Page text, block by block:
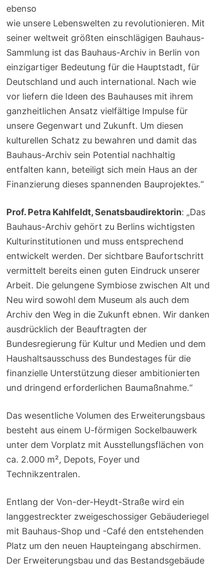
ebenso
wie unsere Lebenswelten zu revolutionieren. Mit
seiner weltweit größten einschlägigen Bauhaus-
Sammlung ist das Bauhaus-Archiv in Berlin von
einzigartiger Bedeutung für die Hauptstadt, für
Deutschland und auch international. Nach wie
vor liefern die Ideen des Bauhauses mit ihrem
ganzheitlichen Ansatz vielfältige Impulse für
unsere Gegenwart und Zukunft. Um diesen
kulturellen Schatz zu bewahren und damit das
Bauhaus-Archiv sein Potential nachhaltig
entfalten kann, beteiligt sich mein Haus an der
Finanzierung dieses spannenden Bauprojektes.“
Prof. Petra Kahlfeldt, Senatsbaudirektorin: „Das
Bauhaus-Archiv gehört zu Berlins wichtigsten
Kulturinstitutionen und muss entsprechend
entwickelt werden. Der sichtbare Baufortschritt
vermittelt bereits einen guten Eindruck unserer
Arbeit. Die gelungene Symbiose zwischen Alt und
Neu wird sowohl dem Museum als auch dem
Archiv den Weg in die Zukunft ebnen. Wir danken
ausdrücklich der Beauftragten der
Bundesregierung für Kultur und Medien und dem
Haushaltsausschuss des Bundestages für die
finanzielle Unterstützung dieser ambitionierten
und dringend erforderlichen Baumaßnahme.“
Das wesentliche Volumen des Erweiterungsbaus
besteht aus einem U-förmigen Sockelbauwerk
unter dem Vorplatz mit Ausstellungsflächen von
ca. 2.000 m², Depots, Foyer und
Technikzentralen.
Entlang der Von-der-Heydt-Straße wird ein
langgestreckter zweigeschossiger Gebäuderiegel
mit Bauhaus-Shop und -Café den entstehenden
Platz um den neuen Haupteingang abschirmen.
Der Erweiterungsbau und das Bestandsgebäude